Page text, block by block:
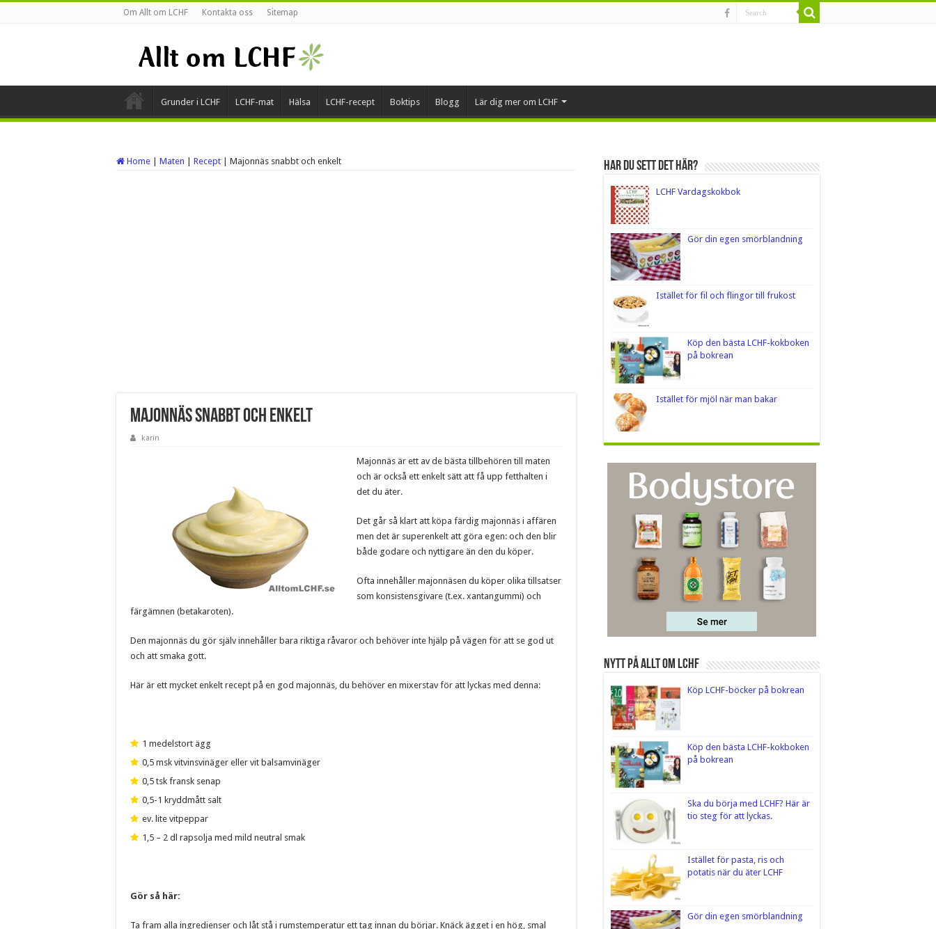
Om Allt om LCHF Kontakta oss Sitemap
Grunder i LCHF LCHF-mat Hälsa LCHF-recept Boktips Blogg Lär dig mer om LCHF
Home Maten Recept Majonnäs snabbt och enkelt
Majonnäs snabbt och enkelt
karin
Majonnäs är ett av de bästa tillbehören till maten
och är också ett enkelt sätt att få upp fetthalten i
det du äter.
Det går så klart att köpa färdig majonnäs i affären
men det är superenkelt att göra egen: och den blir
både godare och nyttigare än den du köper.
Ofta innehåller majonnäsen du köper olika tillsatser
som konsistensgivare (t.ex. xantangummi) och
färgämnen (betakaroten).
Den majonnäs du gör själv innehåller bara riktiga råvaror och behöver inte hjälp på vägen för att se god ut
och att smaka gott.
Här är ett mycket enkelt recept på en god majonnäs, du behöver en mixerstav för att lyckas med denna:
1 medelstort ägg
0,5 msk vitvinsvinäger eller vit balsamvinäger
0,5 tsk fransk senap
0,5-1 kryddmått salt
ev. lite vitpeppar
1,5 – 2 dl rapsolja med mild neutral smak
Gör så här:
Ta fram alla ingredienser och låt stå i rumstemperatur ett tag innan du börjar. Knäck ägget i en hög, smal
Har du sett det här?
LCHF Vardagskokbok
Gör din egen smörblandning
Istället för fil och flingor till frukost
Köp den bästa LCHF-kokboken
på bokrean
Istället för mjöl när man bakar
Nytt på Allt om LCHF
Köp LCHF-böcker på bokrean
Köp den bästa LCHF-kokboken
på bokrean
Ska du börja med LCHF? Här är
tio steg för att lyckas.
Istället för pasta, ris och
potatis när du äter LCHF
Gör din egen smörblandning